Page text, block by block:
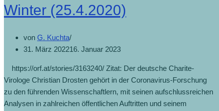
Winter (25.4.2020)
von G. Kuchta
31. März 202216. Januar 2023
https://orf.at/stories/3163240/ Zitat: Der deutsche Charite-
Virologe Christian Drosten gehört in der Coronavirus-Forschung
zu den führenden Wissenschaftlern, mit seinen aufschlussreichen
Analysen in zahlreichen öffentlichen Auftritten und seinem